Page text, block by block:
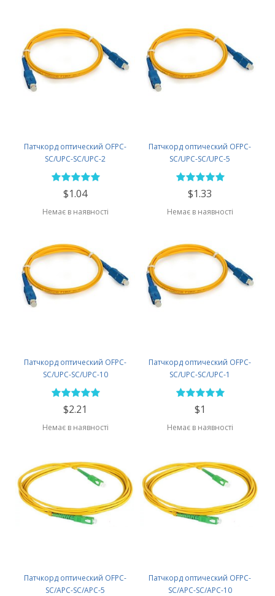
Патчкорд оптический OFPC-
SC/UPC-SC/UPC-2
$1.04
Немає в наявності
Патчкорд оптический OFPC-
SC/UPC-SC/UPC-5
$1.33
Немає в наявності
Патчкорд оптический OFPC-
SC/UPC-SC/UPC-10
$2.21
Немає в наявності
Патчкорд оптический OFPC-
SC/UPC-SC/UPC-1
$1
Немає в наявності
Патчкорд оптический OFPC-
SC/APC-SC/APC-5
Патчкорд оптический OFPC-
SC/APC-SC/APC-10